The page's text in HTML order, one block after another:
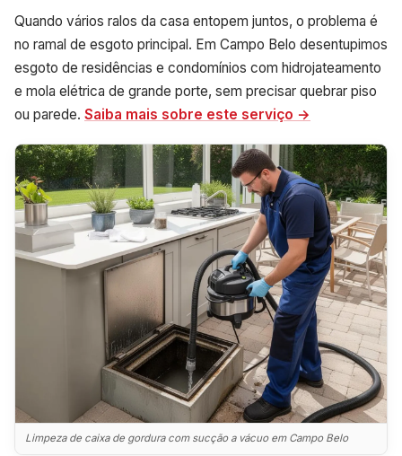
Quando vários ralos da casa entopem juntos, o problema é
no ramal de esgoto principal. Em Campo Belo desentupimos
esgoto de residências e condomínios com hidrojateamento
e mola elétrica de grande porte, sem precisar quebrar piso
ou parede. Saiba mais sobre este serviço →
Limpeza de caixa de gordura com sucção a vácuo em Campo Belo